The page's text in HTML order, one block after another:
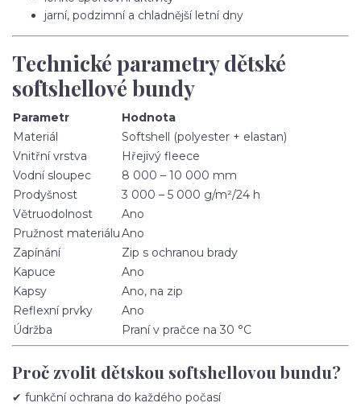
jarní, podzimní a chladnější letní dny
Technické parametry dětské
softshellové bundy
Parametr
Hodnota
Materiál
Softshell (polyester + elastan)
Vnitřní vrstva
Hřejivý fleece
Vodní sloupec
8 000 – 10 000 mm
Prodyšnost
3 000 – 5 000 g/m²/24 h
Větruodolnost
Ano
Pružnost materiáluAno
Zapínání
Zip s ochranou brady
Kapuce
Ano
Kapsy
Ano, na zip
Reflexní prvky
Ano
Údržba
Praní v pračce na 30 °C
Proč zvolit dětskou softshellovou bundu?
✔ funkční ochrana do každého počasí